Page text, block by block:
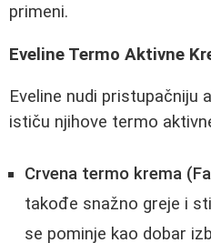
primeni.
Eveline Termo Aktivne
Eveline nudi pristupačniju
ističu njihove termo
Crvena termo krema
takođe snažno greje i
se pominje kao dobar